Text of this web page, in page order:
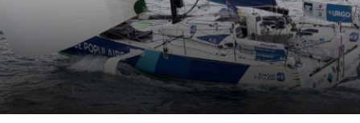
Lauriane Nolot en or à Long